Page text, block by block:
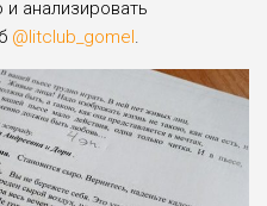
и анализировать
@litclub_gomel.